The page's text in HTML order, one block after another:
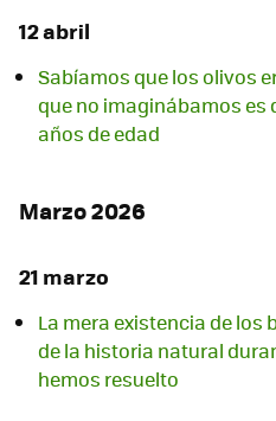
12 abril
Sabíamos que los olivos
que no imaginábamos es
años de edad
Marzo 2026
21 marzo
La mera existencia de los
de la historia natural
hemos resuelto